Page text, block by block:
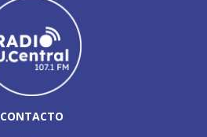
CONTACTO